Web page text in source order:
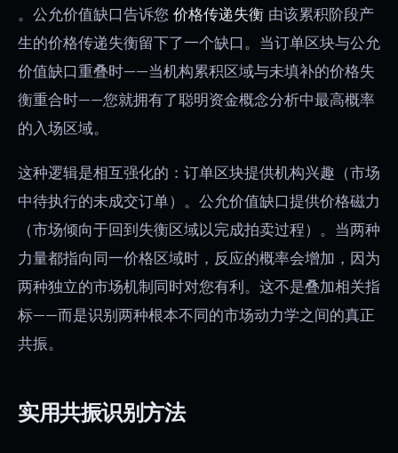
。公允价值缺口告诉您 价格传递失衡 由该累积阶段产
生的价格传递失衡留下了一个缺口。当订单区块与公允
价值缺口重叠时——当机构累积区域与未填补的价格失
衡重合时——您就拥有了聪明资金概念分析中最高概率
的入场区域。
这种逻辑是相互强化的：订单区块提供机构兴趣（市场
中待执行的未成交订单）。公允价值缺口提供价格磁力
（市场倾向于回到失衡区域以完成拍卖过程）。当两种
力量都指向同一价格区域时，反应的概率会增加，因为
两种独立的市场机制同时对您有利。这不是叠加相关指
标——而是识别两种根本不同的市场动力学之间的真正
共振。
实用共振识别方法